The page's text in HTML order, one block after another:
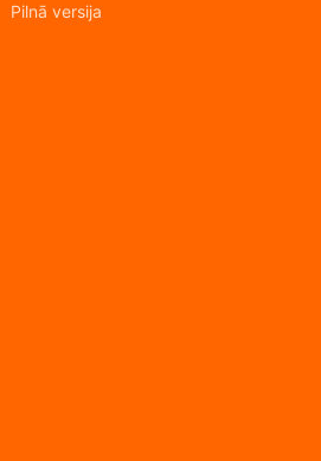
Pilnā versija